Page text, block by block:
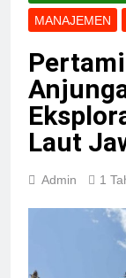
MANAJEMEN
Laut
Admin 1